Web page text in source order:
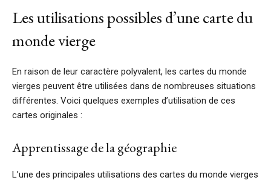
Les utilisations possibles d’une carte du
monde vierge
En raison de leur caractère polyvalent, les cartes du monde
vierges peuvent être utilisées dans de nombreuses situations
différentes. Voici quelques exemples d’utilisation de ces
cartes originales :
Apprentissage de la géographie
L’une des principales utilisations des cartes du monde vierges